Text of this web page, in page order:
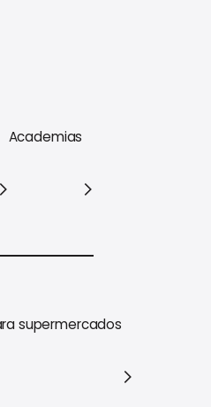
Academias
supermercados